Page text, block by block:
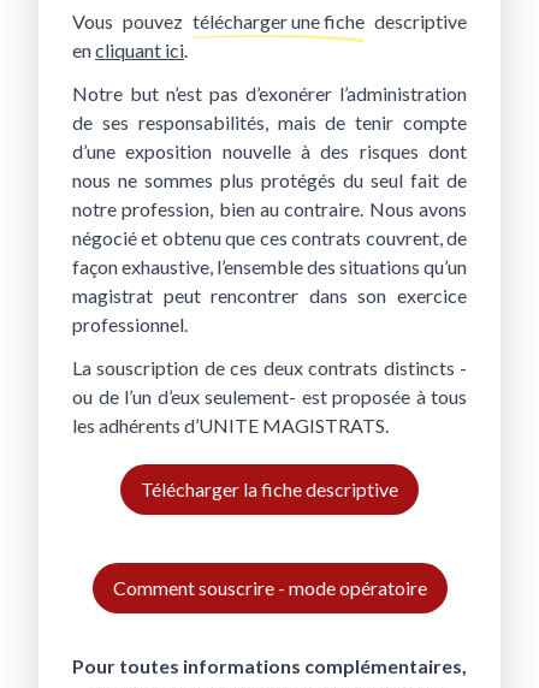
Vous pouvez télécharger une fiche descriptive
encliquant ici.
Notre but n’est pas d’exonérer l’administration
de ses responsabilités, mais de tenir compte
d’une exposition nouvelle à des risques dont
nous ne sommes plus protégés du seul fait de
notre profession, bien au contraire. Nous avons
négocié et obtenu que ces contrats couvrent, de
façon exhaustive, l’ensemble des situations qu’un
magistrat peut rencontrer dans son exercice
professionnel.
La souscription de ces deux contrats distincts -
ou de l’un d’eux seulement- est proposée à tous
les adhérents d’UNITE MAGISTRATS.
Télécharger la fiche descriptive
Comment souscrire - mode opératoire
Pour toutes informations complémentaires,